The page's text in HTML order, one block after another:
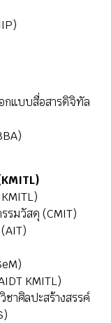
แบบสื่อสารดิจิทัล
รมวัสดุ (CMIT)
KMITL)
าศิลปะสร้างสรรค์